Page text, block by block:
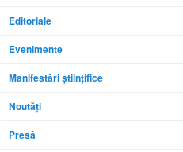
Editoriale
Evenimente
Manifestări științifice
Noutăți
Presă